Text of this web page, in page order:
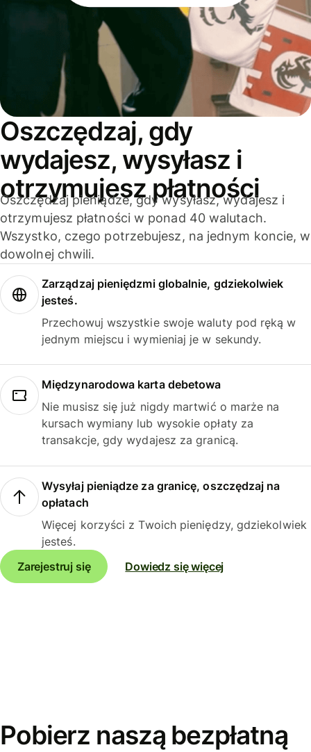
Oszczędzaj, gdy
wydajesz, wysyłasz i
otrzymujesz płatności
Oszczędzaj pieniądze, gdy wysyłasz, wydajesz i
otrzymujesz płatności w ponad 40 walutach.
Wszystko, czego potrzebujesz, na jednym koncie, w
dowolnej chwili.
Zarządzaj pieniędzmi globalnie, gdziekolwiek
jesteś.
Przechowuj wszystkie swoje waluty pod ręką w
jednym miejscu i wymieniaj je w sekundy.
Międzynarodowa karta debetowa
Nie musisz się już nigdy martwić o marże na
kursach wymiany lub wysokie opłaty za
transakcje, gdy wydajesz za granicą.
Wysyłaj pieniądze za granicę, oszczędzaj na
opłatach
Więcej korzyści z Twoich pieniędzy, gdziekolwiek
jesteś.
Zarejestruj się
Dowiedz się więcej
Pobierz naszą bezpłatną